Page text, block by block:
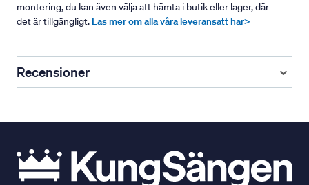
montering, du kan även välja att hämta i butik eller lager, där
det är tillgängligt. Läs mer om alla våra leveransätt här>
Recensioner